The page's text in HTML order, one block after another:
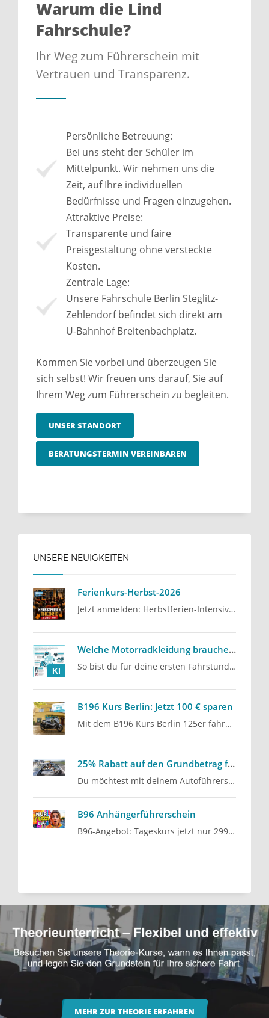
Warum die Lind
Fahrschule?
Ihr Weg zum Führerschein mit
Vertrauen und Transparenz.
Persönliche Betreuung:
Bei uns steht der Schüler im
Mittelpunkt. Wir nehmen uns die
Zeit, auf Ihre individuellen
Bedürfnisse und Fragen einzugehen.
Attraktive Preise:
Transparente und faire
Preisgestaltung ohne versteckte
Kosten.
Zentrale Lage:
Unsere Fahrschule Berlin Steglitz-
Zehlendorf befindet sich direkt am
U-Bahnhof Breitenbachplatz.
Kommen Sie vorbei und überzeugen Sie
sich selbst! Wir freuen uns darauf, Sie auf
Ihrem Weg zum Führerschein zu begleiten.
UNSER STANDORT
BERATUNGSTERMIN VEREINBAREN
UNSERE NEUIGKEITEN
Ferienkurs-Herbst-2026
Jetzt anmelden: Herbstferien-Intensivkurs 2026
KI
Welche Motorradkleidung brauche ich für den Führerschein?
So bist du für deine ersten Fahrstunden gut vorbereitet
B196 Kurs Berlin: Jetzt 100 € sparen
Mit dem B196 Kurs Berlin 125er fahren und aktuell 100 € sparen: Unser Angebot für alle, die mit dem…
25% Rabatt auf den Grundbetrag für den Autoführerschein
Du möchtest mit deinem Autoführerschein starten? Die Fahrschule Lind aus Berlin Steglitz bietet…
B96 Anhängerführerschein
B96-Angebot: Tageskurs jetzt nur 299 € statt 366 €
MEHR ZUR THEORIE ERFAHREN